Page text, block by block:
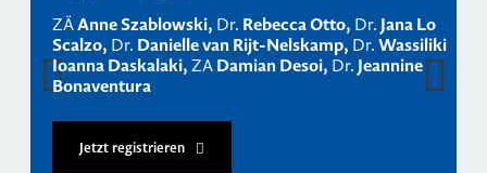
ZÄAnne Szablowski Dr. Rebecca Otto Dr. Jana Lo
Scalzo Dr. Danielle van Rijt-Nelskamp Dr. Wassiliki
Ioanna Daskalaki ZA Damian Desoi Dr. Jeannine
Bonaventura
Jetzt registrieren